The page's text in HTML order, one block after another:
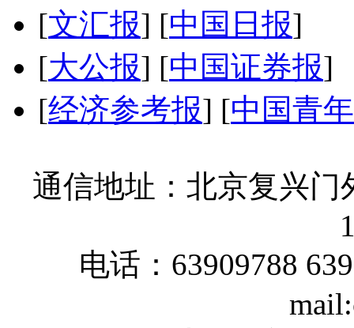
[文汇报] [中国日报]
[大公报] [中国证券报]
[经济参考报] [中国青
通信地址：北京复兴门
电话：63909788